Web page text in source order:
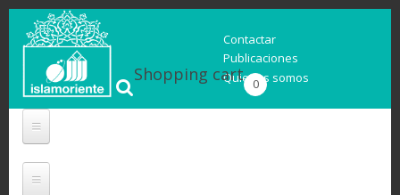
Shopping cart 0
Contactar
Publicaciones
Quienes somos